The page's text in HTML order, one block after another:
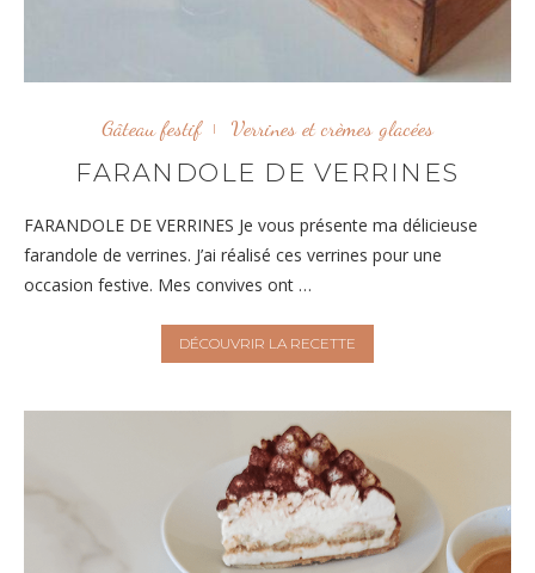
Gâteau festif Verrines et crèmes glacées
FARANDOLE DE VERRINES
FARANDOLE DE VERRINES Je vous présente ma délicieuse
farandole de verrines. J’ai réalisé ces verrines pour une
occasion festive. Mes convives ont …
DÉCOUVRIR LA RECETTE